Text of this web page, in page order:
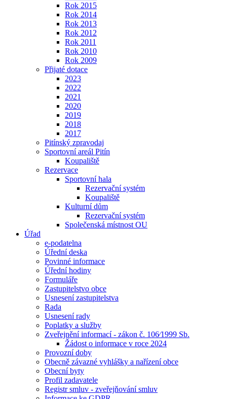
Rok 2015
Rok 2014
Rok 2013
Rok 2012
Rok 2011
Rok 2010
Rok 2009
Přijaté dotace
2023
2022
2021
2020
2019
2018
2017
Pitínský zpravodaj
Sportovní areál Pitín
Koupaliště
Rezervace
Sportovní hala
Rezervační systém
Koupaliště
Kulturní dům
Rezervační systém
Společenská místnost OU
Úřad
e-podatelna
Úřední deska
Povinné informace
Úřední hodiny
Formuláře
Zastupitelstvo obce
Usnesení zastupitelstva
Rada
Usnesení rady
Poplatky a služby
Zveřejnění informací - zákon č. 106⁄1999 Sb.
Žádost o informace v roce 2024
Provozní doby
Obecně závazné vyhlášky a nařízení obce
Obecní byty
Profil zadavatele
Registr smluv - zveřejňování smluv